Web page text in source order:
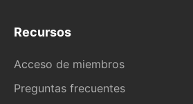
Recursos
Acceso de miembros
Preguntas frecuentes